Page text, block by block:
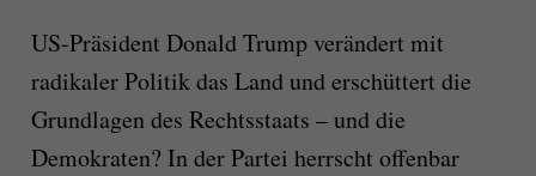
US-Präsident Donald Trump verändert mit
radikaler Politik das Land und erschüttert die
Grundlagen des Rechtsstaats – und die
Demokraten? In der Partei herrscht offenbar